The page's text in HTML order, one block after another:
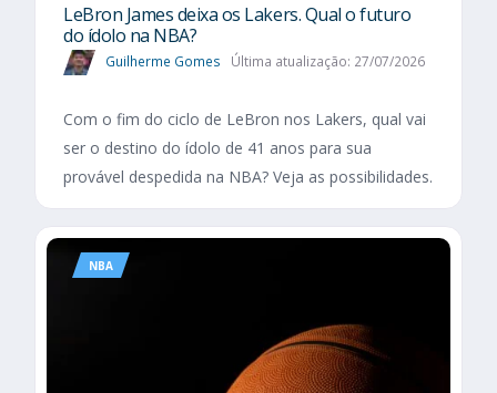
LeBron James deixa os Lakers. Qual o futuro
do ídolo na NBA?
Guilherme Gomes Última atualização: 27/07/2026
Com o fim do ciclo de LeBron nos Lakers, qual vai
ser o destino do ídolo de 41 anos para sua
provável despedida na NBA? Veja as possibilidades.
NBA